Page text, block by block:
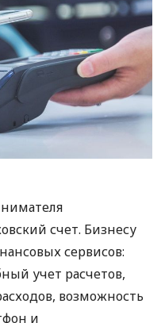
счет. Бизнесу
сервисов:
учет расчетов,
возможность
и